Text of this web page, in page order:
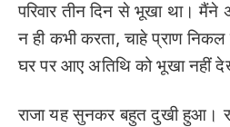
परिवार तीन दिन से भूखा था। मैंने
न ही कभी करता, चाहे प्राण
घर पर आए अतिथि को भूखा नहीं
राजा यह सुनकर बहुत दुखी हुआ।